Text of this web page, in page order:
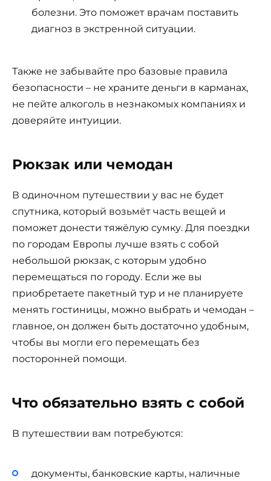
болезни. Это поможет врачам поставить
диагноз в экстренной ситуации.
Также не забывайте про базовые правила
безопасности – не храните деньги в карманах,
не пейте алкоголь в незнакомых компаниях и
доверяйте интуиции.
Рюкзак или чемодан
В одиночном путешествии у вас не будет
спутника, который возьмёт часть вещей и
поможет донести тяжёлую сумку. Для поездки
по городам Европы лучше взять с собой
небольшой рюкзак, с которым удобно
перемещаться по городу. Если же вы
приобретаете пакетный тур и не планируете
менять гостиницы, можно выбрать и чемодан –
главное, он должен быть достаточно удобным,
чтобы вы могли его перемещать без
посторонней помощи.
Что обязательно взять с собой
В путешествии вам потребуются:
документы, банковские карты, наличные